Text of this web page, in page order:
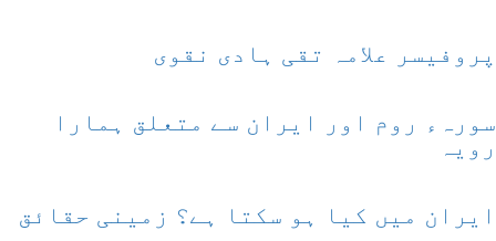
پروفیسر علامہ تقی ہادی نقوی
سورہء روم اور ایران سے متعلق ہمارا
رویہ
ایران میں کیا ہو سکتا ہے؟ زمینی حقائق